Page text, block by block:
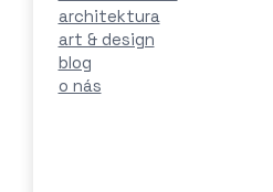
architektura
art & design
blog
o nás